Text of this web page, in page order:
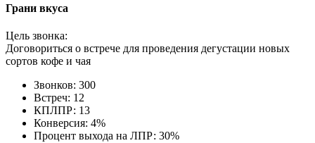
Грани вкуса
Цель звонка:
Договориться о встрече для проведения дегустации новых
сортов кофе и чая
Звонков: 300
Встреч: 12
КПЛПР: 13
Конверсия: 4%
Процент выхода на ЛПР: 30%